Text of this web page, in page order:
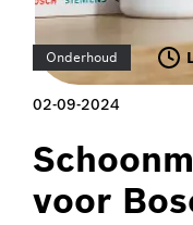
Onderhoud
02-09-2024
voor